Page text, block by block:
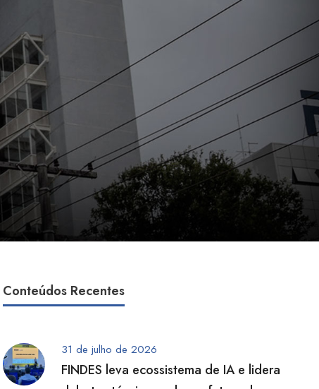
Conteúdos Recentes
31 de julho de 2026
FINDES leva ecossistema de IA e lidera